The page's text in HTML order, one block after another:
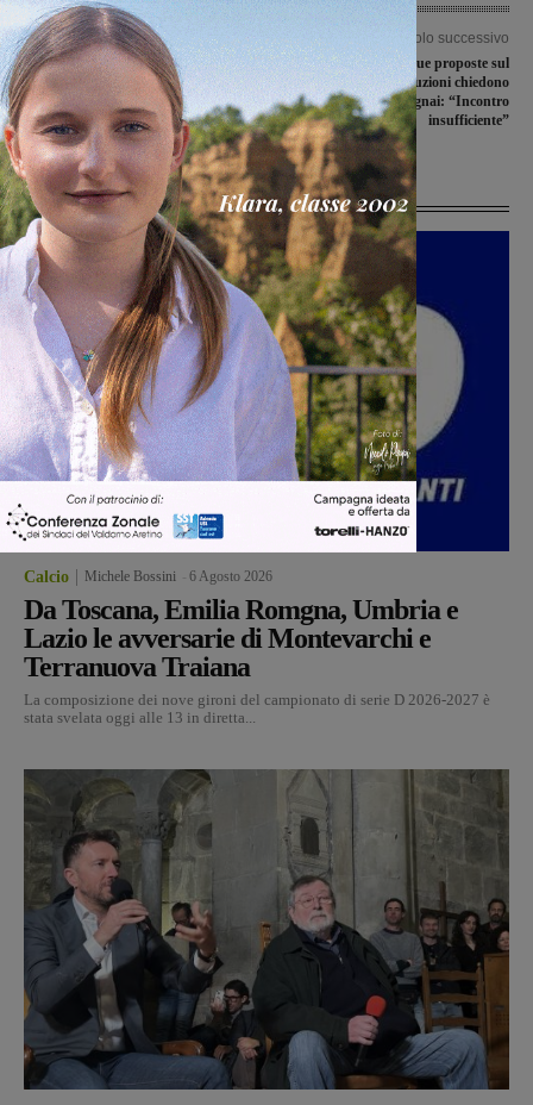
Articolo precedente
Farmacie comunali, bilancio ancora in
positivo. Bucciarelli: “Fiducia
riconfermata all’Amministratore
Unico”
Articolo successivo
Bekaert: restano due proposte sul
tavolo. Sindacati e istituzioni chiedono
più tempo. Mugnai: “Incontro
insufficiente”
Ultime Notizie
Calcio Michele Bossini 6 Agosto 2026
Da Toscana, Emilia Romgna, Umbria e
Lazio le avversarie di Montevarchi e
Terranuova Traiana
La composizione dei nove gironi del campionato di serie D 2026-2027 è
stata svelata oggi alle 13 in diretta...